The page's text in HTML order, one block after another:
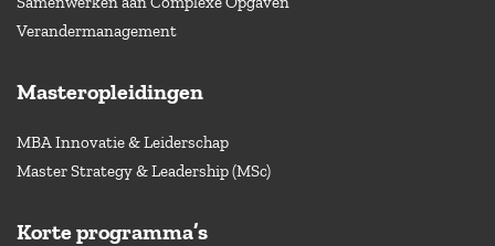
Verandermanagement
Masteropleidingen
MBA Innovatie & Leiderschap
Master Strategy & Leadership (MSc)
Korte programma’s